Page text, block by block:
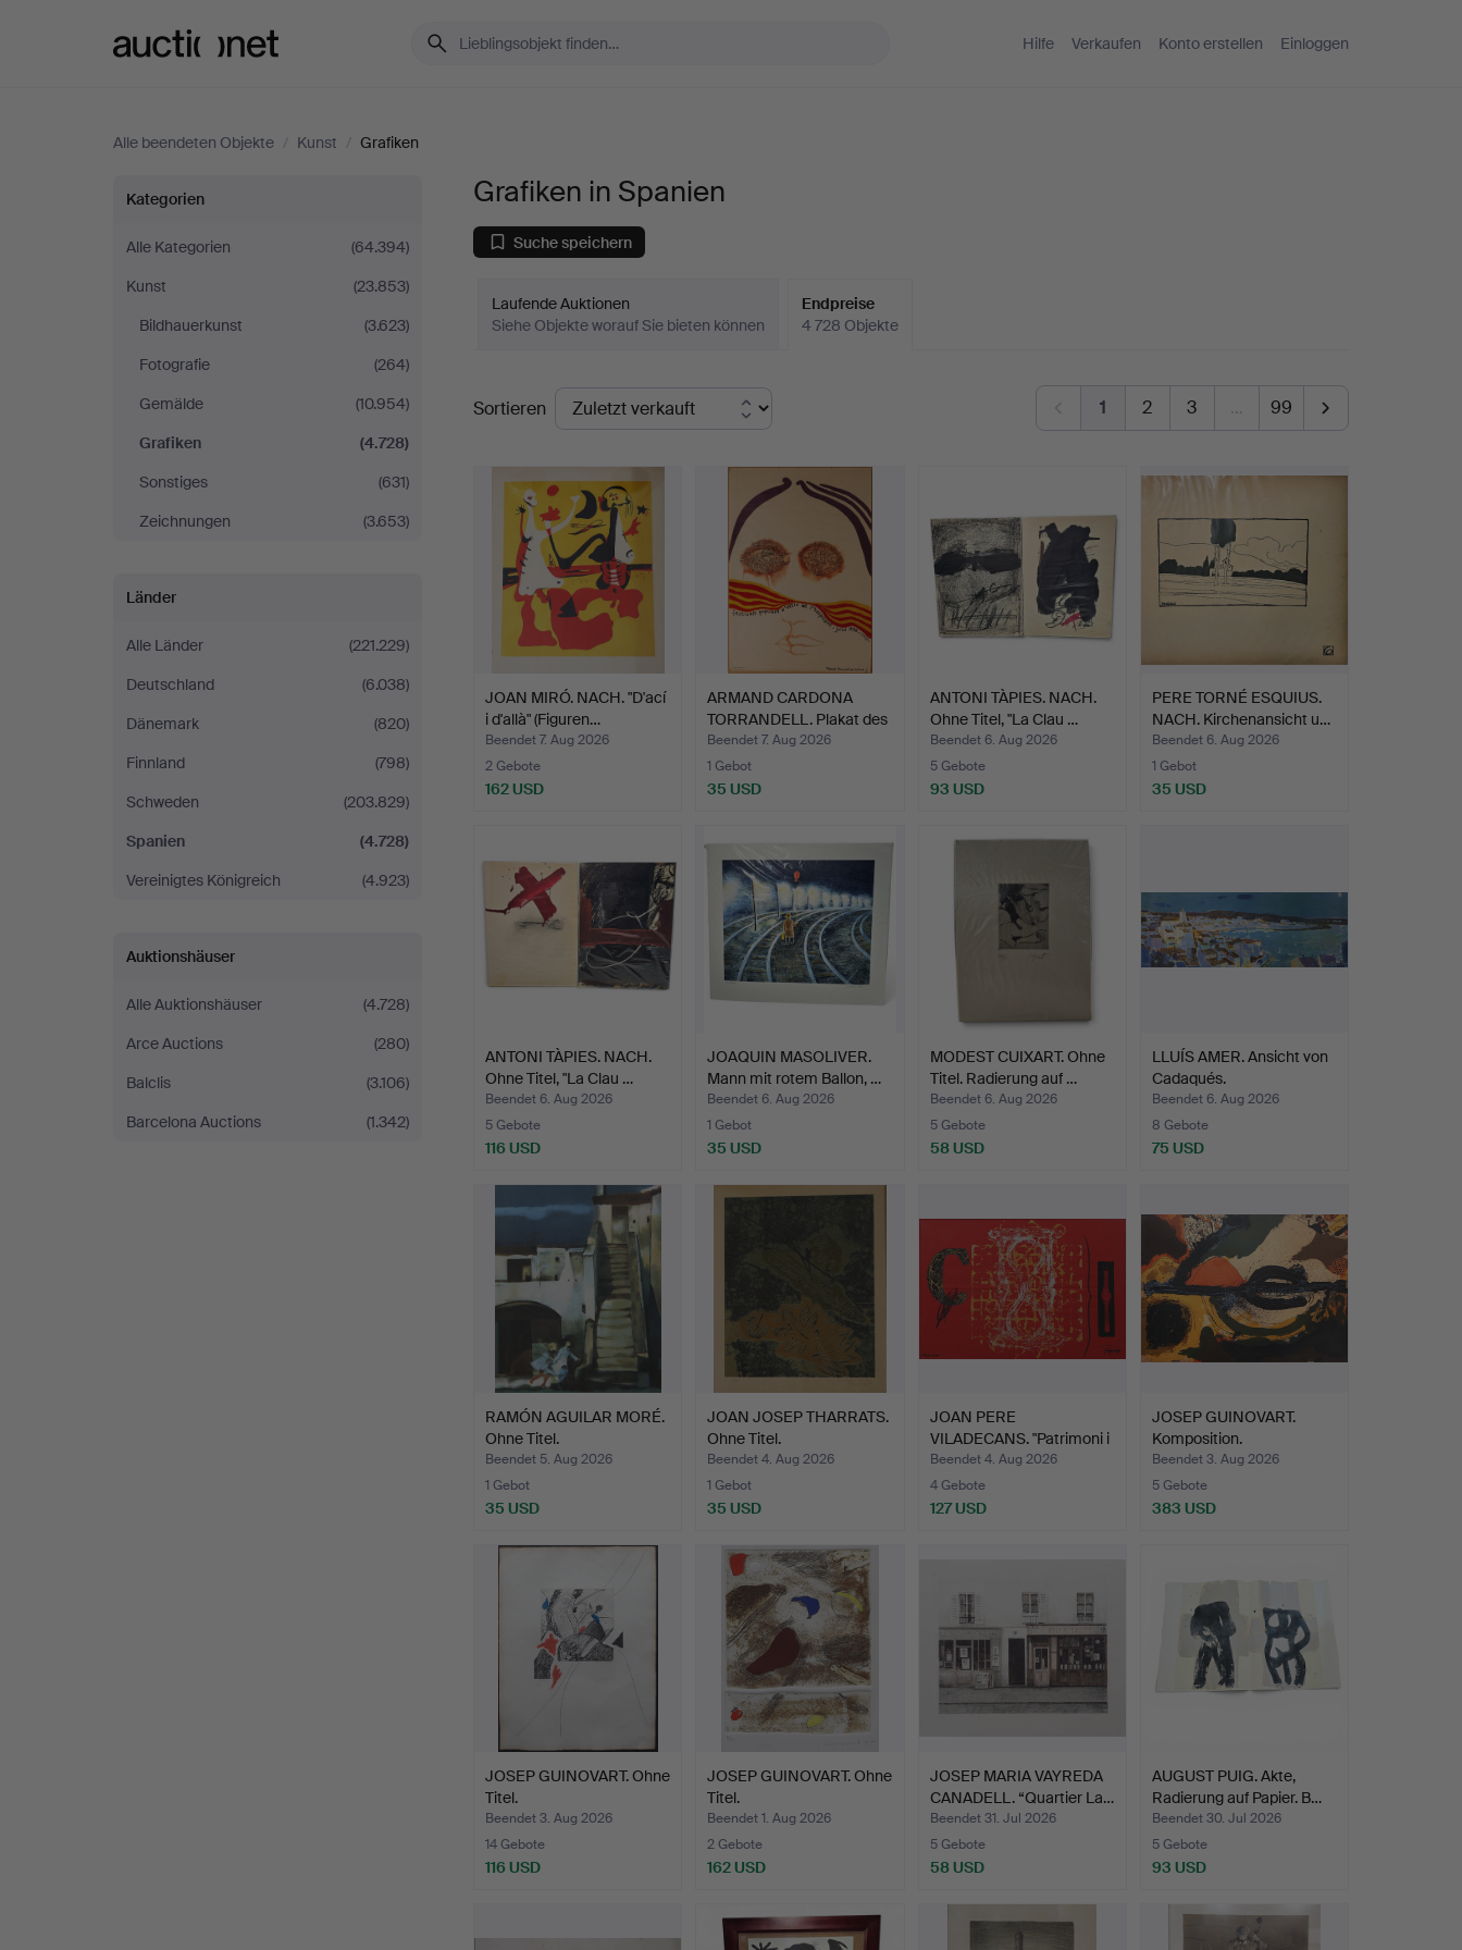
Hilfe Verkaufen Konto erstellen Einloggen
Alle beendeten Objekte / Kunst / Grafiken
Grafiken
in
Spanien
Kategorien
Alle Kategorien
(64.394)
Kunst
(23.853)
Bildhauerkunst
(3.623)
Fotografie
(264)
Gemälde
(10.954)
Grafiken
(4.728)
Sonstiges
(631)
Zeichnungen
(3.653)
Länder
Alle Länder
(221.229)
Deutschland
(6.038)
Dänemark
(820)
Finnland
(798)
Schweden
(203.829)
Spanien
(4.728)
Vereinigtes Königreich
(4.923)
Auktionshäuser
Alle Auktionshäuser
(4.728)
Arce Auctions
(280)
Balclis
(3.106)
Barcelona Auctions
(1.342)
Grafiken in Spanien
Suche speichern
Laufende Auktionen
Siehe Objekte worauf Sie bieten können
Endpreise
4 728 Objekte
Endpreise
Sortieren 1 2 3 … 99
JOAN MIRÓ. NACH. "D'ací
i d'allà" (Figuren…
Beendet 7. Aug 2026
2 Gebote
162 USD
ARMAND CARDONA
TORRANDELL. Plakat des
"XV …
Beendet 7. Aug 2026
1 Gebot
35 USD
ANTONI TÀPIES. NACH.
Ohne Titel, "La Clau …
Beendet 6. Aug 2026
5 Gebote
93 USD
PERE TORNÉ ESQUIUS.
NACH. Kirchenansicht u…
Beendet 6. Aug 2026
1 Gebot
35 USD
ANTONI TÀPIES. NACH.
Ohne Titel, "La Clau …
Beendet 6. Aug 2026
5 Gebote
116 USD
JOAQUIN MASOLIVER.
Mann mit rotem Ballon, …
Beendet 6. Aug 2026
1 Gebot
35 USD
MODEST CUIXART. Ohne
Titel. Radierung auf …
Beendet 6. Aug 2026
5 Gebote
58 USD
LLUÍS AMER. Ansicht von
Cadaqués.
Beendet 6. Aug 2026
8 Gebote
75 USD
RAMÓN AGUILAR MORÉ.
Ohne Titel.
Beendet 5. Aug 2026
1 Gebot
35 USD
JOAN JOSEP THARRATS.
Ohne Titel.
Beendet 4. Aug 2026
1 Gebot
35 USD
JOAN PERE
VILADECANS. "Patrimoni i
Memòria…
Beendet 4. Aug 2026
4 Gebote
127 USD
JOSEP GUINOVART.
Komposition.
Beendet 3. Aug 2026
5 Gebote
383 USD
JOSEP GUINOVART. Ohne
Titel.
Beendet 3. Aug 2026
14 Gebote
116 USD
JOSEP GUINOVART. Ohne
Titel.
Beendet 1. Aug 2026
2 Gebote
162 USD
JOSEP MARIA VAYREDA
CANADELL. “Quartier La…
Beendet 31. Jul 2026
5 Gebote
58 USD
AUGUST PUIG. Akte,
Radierung auf Papier. B…
Beendet 30. Jul 2026
5 Gebote
93 USD